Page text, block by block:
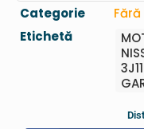
Categorie
Etichetă